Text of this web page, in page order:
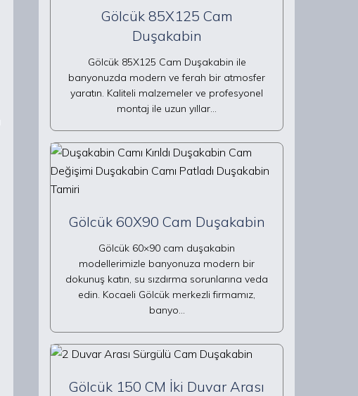
Gölcük 85X125 Cam
Duşakabin
Gölcük 85X125 Cam Duşakabin ile
banyonuzda modern ve ferah bir atmosfer
yaratın. Kaliteli malzemeler ve profesyonel
montaj ile uzun yıllar…
Gölcük 60X90 Cam Duşakabin
Gölcük 60×90 cam duşakabin
modellerimizle banyonuza modern bir
dokunuş katın, su sızdırma sorunlarına veda
edin. Kocaeli Gölcük merkezli firmamız,
banyo…
Gölcük 150 CM İki Duvar Arası